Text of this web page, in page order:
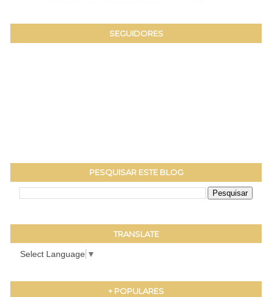
SEGUIDORES
PESQUISAR ESTE BLOG
TRANSLATE
Select Language ▼
+ POPULARES